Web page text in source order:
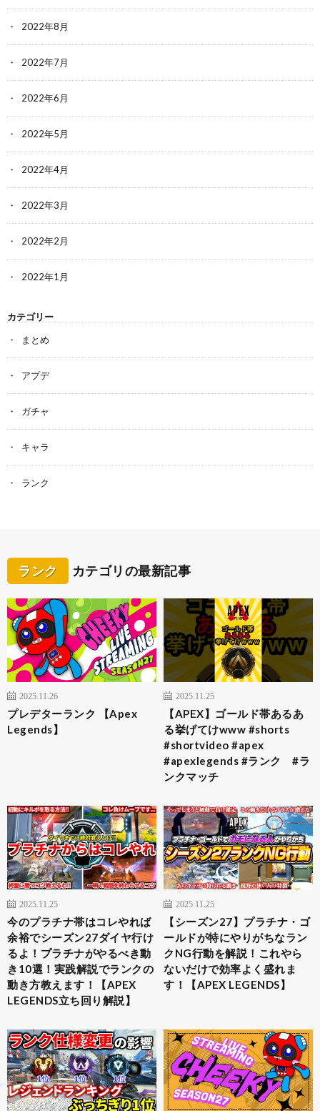
2022年8月
2022年7月
2022年6月
2022年5月
2022年4月
2022年3月
2022年2月
2022年1月
カテゴリー
まとめ
アプデ
ガチャ
キャラ
ランク
ランク カテゴリの最新記事
2025.11.26
プレデターランク 【Apex
Legends】
2025.11.25
【APEX】ゴールド帯あるあ
る挙げてけwww #shorts
#shortvideo #apex
#apexlegends #ランク #ラ
ンクマッチ
2025.11.25
今のプラチナ帯はコレやれば
余裕でシーズン27ダイヤ行け
るよ！プラチナがやるべき動
き10選！実践解説でランクの
動き方教えます！【APEX
LEGENDS立ち回り解説】
2025.11.25
【シーズン27】プラチナ・ゴ
ールドが特にやりがちなラン
クNG行動を解説！これやら
ないだけで効率よく盛れま
す！【APEX LEGENDS】